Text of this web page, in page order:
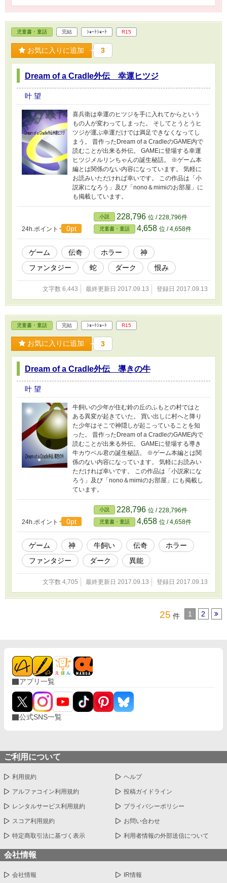
児童書・童話 完結 ｼｮｰﾄｼｮｰﾄ R15
お気に入りに追加 3
Dream of a Cradle外伝 幸運ヒツジ
叶 望
喜兵衛は幸運のヒツジを手に入れてからという
もの人が変わってしまった。 そしてとうとうヒ
ツジが運ぶ幸運だけでは満足できなくなってし
まう。 昔作ったDream of a CradleのGAME内で
読むことが出来る外伝。 GAMEに登場する幸運
ヒツジメルリンちゃんの誕生秘話。 ※ゲーム本
編とは関係のない内容になっています。 気軽に
お読みいただければ幸いです。 この作品は「小
説家になろう」及び「nono＆mimiのお部屋」に
も掲載しています。
24h.ポイント 0pt
小説 228,796 位 / 228,796件
児童書・童話 4,658 位 / 4,658件
ゲーム 伝奇 ホラー
神
ファンタジー
蛇 ダーク 恨み
文字数 6,443 最終更新日 2017.09.13 登録日 2017.09.13
児童書・童話 完結 ｼｮｰﾄｼｮｰﾄ R15
お気に入りに追加 3
Dream of a Cradle外伝 導きの牛
叶 望
牛飼いの少年が住む鈴の丘のふもとの村ではと
ある異変が起きていた。 買い出しに村へと降り
た少年はそこで神隠しが起こっていることを知
った。 昔作ったDream of a CradleのGAME内で
読むことが出来る外伝。 GAMEに登場する導き
牛カウベル君の誕生秘話。 ※ゲーム本編とは関
係のない内容になっています。 気軽にお読みい
ただければ幸いです。 この作品は「小説家にな
ろう」及び「nono＆mimiのお部屋」にも掲載し
ています。
24h.ポイント 0pt
小説 228,796 位 / 228,796件
児童書・童話 4,658 位 / 4,658件
ゲーム 神 牛飼い 伝奇
ホラー
ファンタジー
ダーク 異能
文字数 4,705 最終更新日 2017.09.13 登録日 2017.09.13
25 件 1 2
アプリ一覧
公式SNS一覧
ご利用について
利用規約 ヘルプ
アルファコイン利用規約 投稿ガイドライン
レンタルサービス利用規約 プライバシーポリシー
スコア利用規約 お問い合わせ
特定商取引法に基づく表示 利用者情報の外部送信について
会社情報
会社情報 IR情報